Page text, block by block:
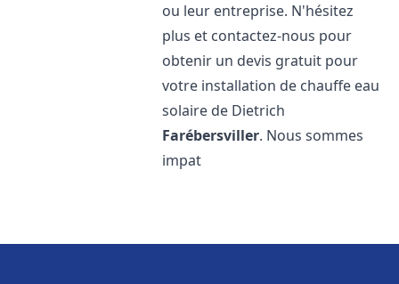
ou leur entreprise. N'hésitez
plus et contactez-nous pour
obtenir un devis gratuit pour
votre installation de chauffe eau
solaire de Dietrich
Farébersviller. Nous sommes
impat